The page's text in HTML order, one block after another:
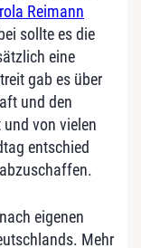
Reimann
sollte es die
eine
gab es über
und den
von vielen
entschied
eigenen
Mehr